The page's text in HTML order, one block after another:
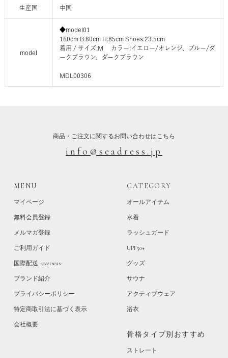
生産国 中国
model
◆model01
160cm B:80cm H:85cm Shoes:23.5cm
着用 / サイズ:M カラー:イエロー/オレンジ、ブルー/ダ
ークブラウン、ダークブラウン
MDL00306
商品・ご注文に関するお問い合わせはこちら
info@seadress.jp
MENU
マイページ
無料会員登録
メルマガ登録
ご利用ガイド
国際配送 -overseas-
ブランド紹介
プライバシーポリシー
特定商取引法に基づく表示
会社概要
CATEGORY
オールアイテム
水着
ラッシュガード
UPF50+
グッズ
サウナ
アクティブウェア
浴衣
骨格タイプ別おすすめ
ストレート